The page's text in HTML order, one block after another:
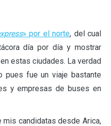
» por el norte, del cual
día por día y mostrar
estas ciudades. La verdad
pues fue un viaje bastante
y empresas de buses en
mis candidatas desde Arica,